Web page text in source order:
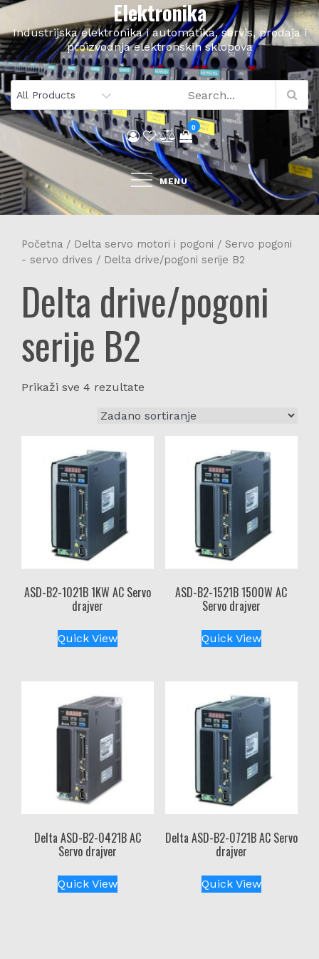
Skip
content
Elektronika
Industrijska elektronika i automatika, servis, prodaja i
proizvodnja elektronskih sklopova
0
MENU
Početna / Delta servo motori i pogoni / Servo pogoni
- servo drives / Delta drive/pogoni serije B2
Delta drive/pogoni
serije B2
Prikaži sve 4 rezultate
ASD-B2-1021B 1KW AC Servo
drajver
Quick View
ASD-B2-1521B 1500W AC
Servo drajver
Quick View
Delta ASD-B2-0421B AC
Servo drajver
Quick View
Delta ASD-B2-0721B AC Servo
drajver
Quick View